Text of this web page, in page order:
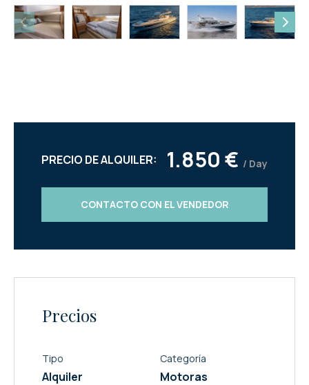
PRECIO DE ALQUILER: 1.850 € / Day
CONTACTO CON EL VENDEDOR
Precios
Tipo
Alquiler
Categoría
Motoras